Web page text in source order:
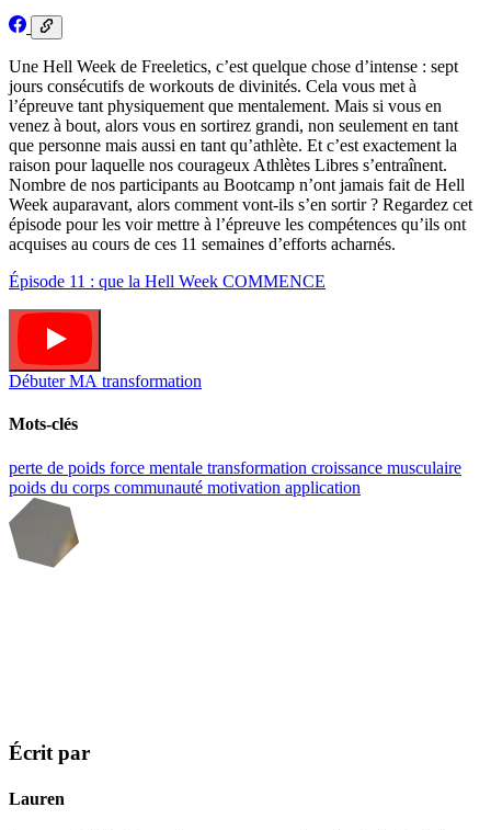
Une Hell Week de Freeletics, c’est quelque chose d’intense : sept
jours consécutifs de workouts de divinités. Cela vous met à
l’épreuve tant physiquement que mentalement. Mais si vous en
venez à bout, alors vous en sortirez grandi, non seulement en tant
que personne mais aussi en tant qu’athlète. Et c’est exactement la
raison pour laquelle nos courageux Athlètes Libres s’entraînent.
Nombre de nos participants au Bootcamp n’ont jamais fait de Hell
Week auparavant, alors comment vont-ils s’en sortir ? Regardez cet
épisode pour les voir mettre à l’épreuve les compétences qu’ils ont
acquises au cours de ces 11 semaines d’efforts acharnés.
Épisode 11 : que la Hell Week COMMENCE
Débuter MA transformation
Mots-clés
perte de poids force mentale transformation croissance musculaire
poids du corps communauté motivation application
Écrit par
Lauren